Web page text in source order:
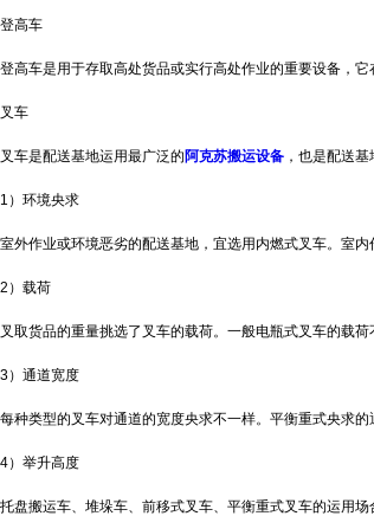
登高车
登高车是用于存取高处货品或实行高处作业的重要设备，
叉车
叉车是配送基地运用最广泛的 阿克苏搬运设备 ，也是配送
1）环境央求
室外作业或环境恶劣的配送基地，宜选用内燃式叉车。室
2）载荷
叉取货品的重量挑选了叉车的载荷。一般电瓶式叉车的载
3）通道宽度
每种类型的叉车对通道的宽度央求不一样。平衡重式央求
4）举升高度
托盘搬运车、堆垛车、前移式叉车、平衡重式叉车的运用